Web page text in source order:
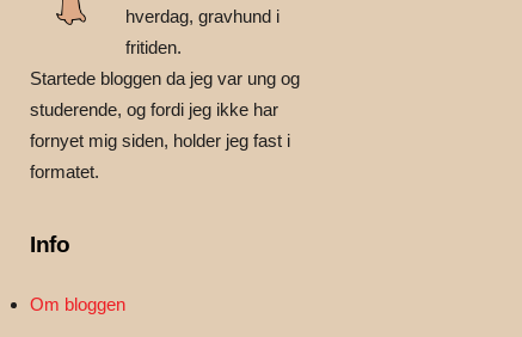
hverdag, gravhund i
fritiden.
Startede bloggen da jeg var ung og
studerende, og fordi jeg ikke har
fornyet mig siden, holder jeg fast i
formatet.
Info
Om bloggen